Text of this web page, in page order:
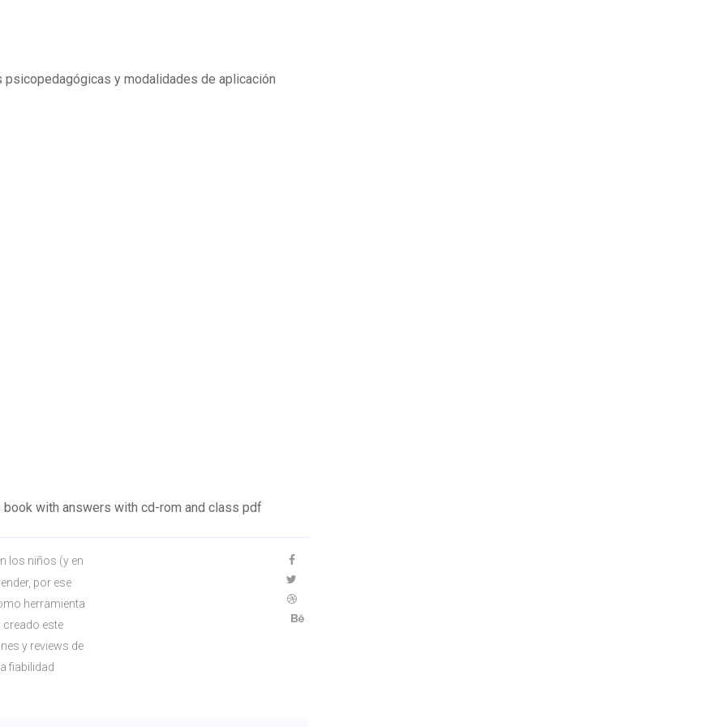
y modalidades de aplicación
with answers with cd-rom and class pdf
los niños (y en
por ese
herramienta
creado este
y reviews de
fiabilidad